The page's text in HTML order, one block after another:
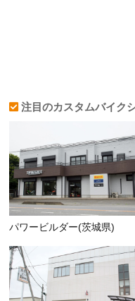
注目のカスタムバイク
パワービルダー(茨城県)